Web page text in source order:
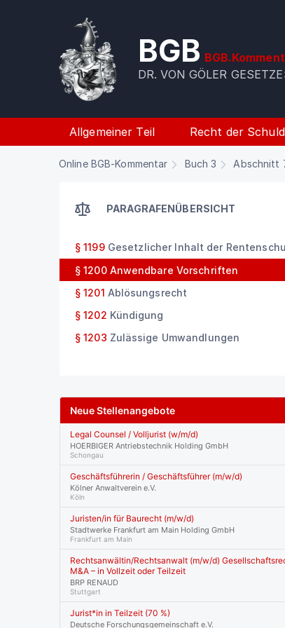
BGB
DR. VON GÖLER
Allgemeiner Teil Recht der
Online BGB-Kommentar Buch 3 Abschnitt
PARAGRAFENÜBERSICHT
§ 1199 Gesetzlicher Inhalt der
§ 1200 Anwendbare Vorschriften
§ 1201 Ablösungsrecht
§ 1202 Kündigung
§ 1203 Zulässige Umwandlungen